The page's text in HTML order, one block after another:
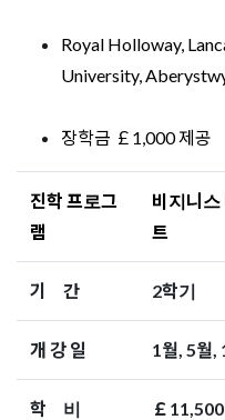
Royal Holloway,
University,
장학금 ￡1,000 제공
진학 프로그
램
비지니스
트
기 간 2학기
개 강 일 1월, 5월,
학 비 ￡11,500